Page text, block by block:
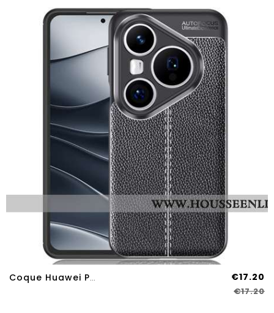
Coque Huawei Pura 80 Pro Double Line €17.20
€17.20